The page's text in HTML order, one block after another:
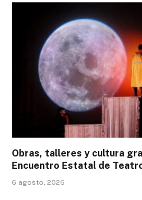
Obras, talleres y cultura
Encuentro Estatal de
6 agosto, 2026